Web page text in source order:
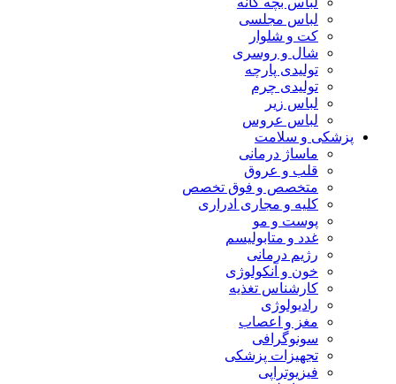
لباس مجلسی
کت و شلوار
شال و روسری
تولیدی پارچه
تولیدی چرم
لباس زیر
لباس عروس
پزشکی و سلامت
ماساژ درمانی
قلب و عروق
متخصص و فوق تخصص
کلیه و مجاری ادراری
پوست و مو
غدد و متابولیسم
رژیم درمانی
خون و آنکولوژی
کارشناس تغذیه
رادیولوژی
مغز و اعصاب
سونوگرافی
تجهیزات پزشکی
فیزیوتراپی